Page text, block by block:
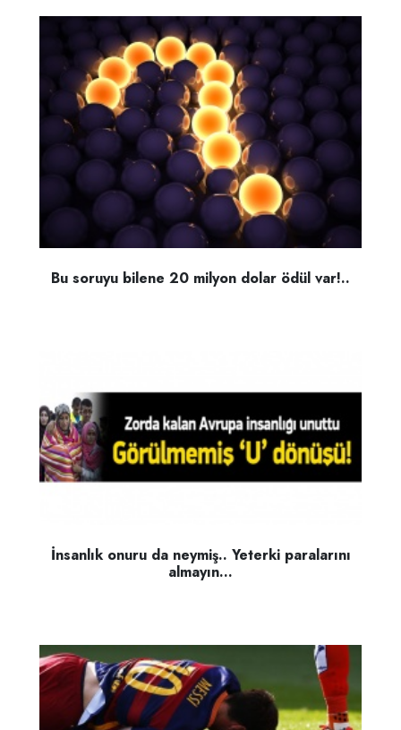
Bu soruyu bilene 20 milyon dolar ödül var!..
İnsanlık onuru da neymiş.. Yeterki paralarını
almayın...